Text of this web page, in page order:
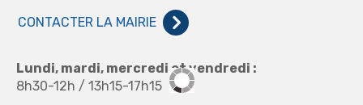
CONTACTER LA MAIRIE
Lundi, mardi, mercredi et vendredi :
8h30-12h / 13h15-17h15